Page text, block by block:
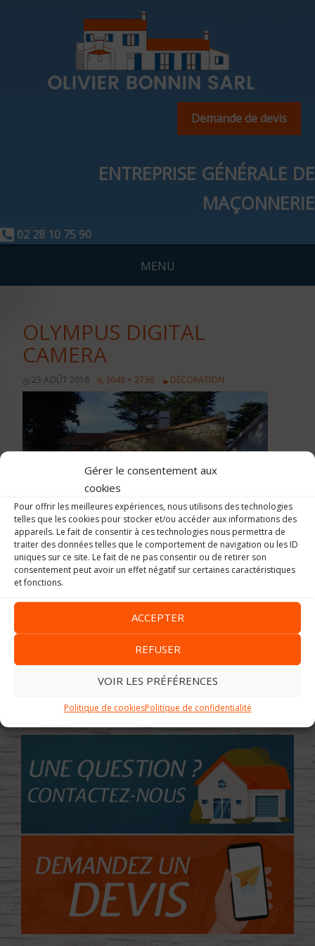
Gérer le consentement aux
cookies
Pour offrir les meilleures expériences, nous utilisons des technologies
telles que les cookies pour stocker et/ou accéder aux informations des
appareils. Le fait de consentir à ces technologies nous permettra de
traiter des données telles que le comportement de navigation ou les ID
uniques sur ce site. Le fait de ne pas consentir ou de retirer son
consentement peut avoir un effet négatif sur certaines caractéristiques
et fonctions.
ACCEPTER
REFUSER
VOIR LES PRÉFÉRENCES
Politique de cookiesPolitique de confidentialité
Demande de devis
ENTREPRISE GÉNÉRALE DE
MAÇONNERIE
02 28 10 75 90
OLYMPUS DIGITAL
CAMERA
23 AOÛT 2016 3648 × 2736 DÉCORATION
Image suivante